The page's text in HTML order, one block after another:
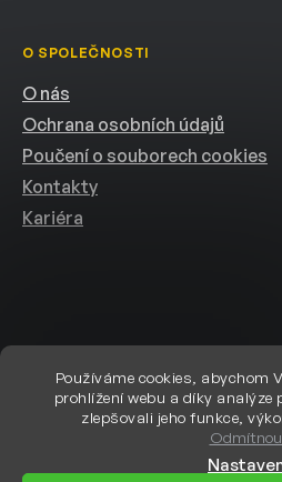
Používáme cookies, abychom
prohlížení webu a díky analýze
zlepšovali jeho funkce,
O SPOLEČNOSTI
O nás
Ochrana osobních údajů
Poučení o souborech cookies
Kontakty
Kariéra
Vytvořil
Copyright 2026eshop.helion.cz.